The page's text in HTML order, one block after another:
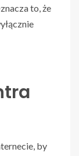
to, że
by